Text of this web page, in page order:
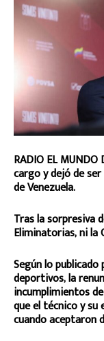
RADIO EL MUNDO
cargo y dejó de
de Venezuela.
Tras la sorpresiva
Eliminatorias, ni la
Según lo
deportivos, la
incumplimientos
que el técnico y su
cuando aceptaron